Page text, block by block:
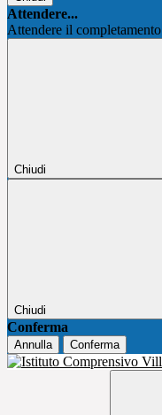
Attendere...
Attendere il
Chiudi
Chiudi
Conferma
Annulla Conferma